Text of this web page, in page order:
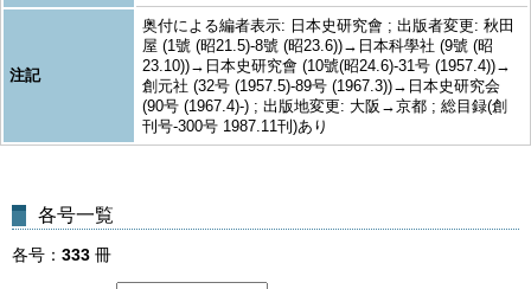
注記
奥付による編者表示: 日本史研究會 ; 出版者変更: 秋田
屋 (1號 (昭21.5)-8號 (昭23.6))→日本科學社 (9號 (昭
23.10))→日本史研究會 (10號(昭24.6)-31号 (1957.4))→
創元社 (32号 (1957.5)-89号 (1967.3))→日本史研究会
(90号 (1967.4)-) ; 出版地変更: 大阪→京都 ; 総目録(創
刊号-300号 1987.11刊)あり
各号一覧
各号 333 冊